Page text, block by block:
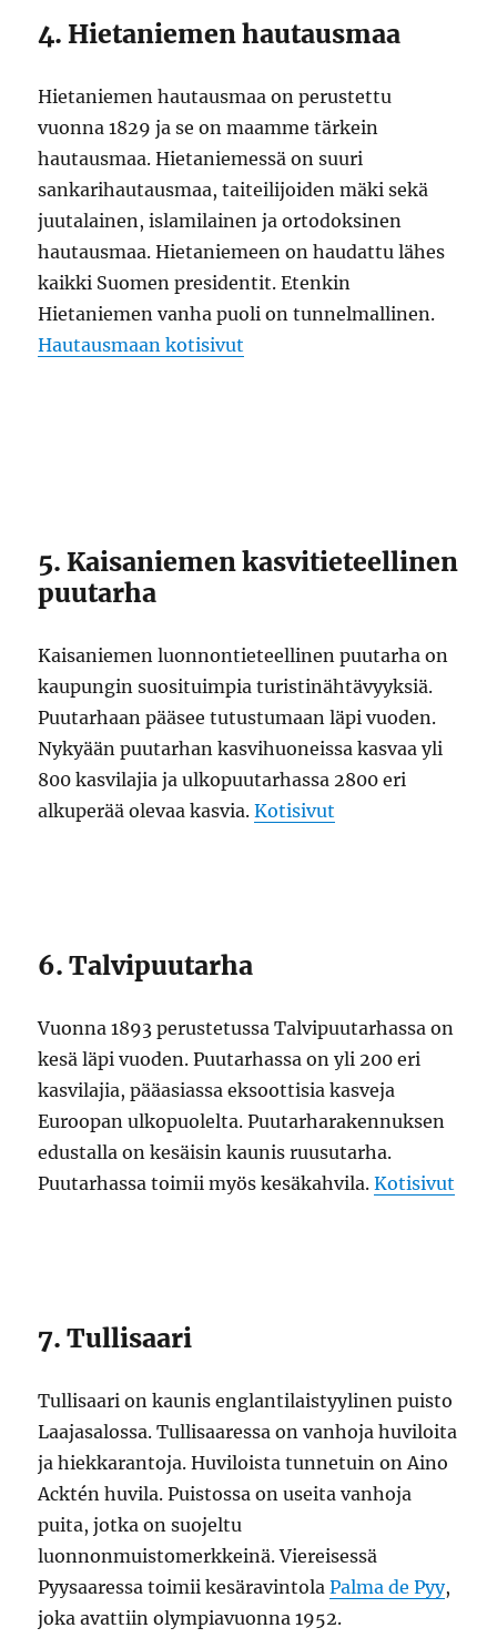
4. Hietaniemen hautausmaa
Hietaniemen hautausmaa on perustettu
vuonna 1829 ja se on maamme tärkein
hautausmaa. Hietaniemessä on suuri
sankarihautausmaa, taiteilijoiden mäki sekä
juutalainen, islamilainen ja ortodoksinen
hautausmaa. Hietaniemeen on haudattu lähes
kaikki Suomen presidentit. Etenkin
Hietaniemen vanha puoli on tunnelmallinen.
Hautausmaan kotisivut
5. Kaisaniemen kasvitieteellinen
puutarha
Kaisaniemen luonnontieteellinen puutarha on
kaupungin suosituimpia turistinähtävyyksiä.
Puutarhaan pääsee tutustumaan läpi vuoden.
Nykyään puutarhan kasvihuoneissa kasvaa yli
800 kasvilajia ja ulkopuutarhassa 2800 eri
alkuperää olevaa kasvia.Kotisivut
6. Talvipuutarha
Vuonna 1893 perustetussa Talvipuutarhassa on
kesä läpi vuoden. Puutarhassa on yli 200 eri
kasvilajia, pääasiassa eksoottisia kasveja
Euroopan ulkopuolelta. Puutarharakennuksen
edustalla on kesäisin kaunis ruusutarha.
Puutarhassa toimii myös kesäkahvila.Kotisivut
7. Tullisaari
Tullisaari on kaunis englantilaistyylinen puisto
Laajasalossa. Tullisaaressa on vanhoja huviloita
ja hiekkarantoja. Huviloista tunnetuin on Aino
Acktén huvila. Puistossa on useita vanhoja
puita, jotka on suojeltu
luonnonmuistomerkkeinä. Viereisessä
Pyysaaressa toimii kesäravintolaPalma de Pyy,
joka avattiin olympiavuonna 1952.